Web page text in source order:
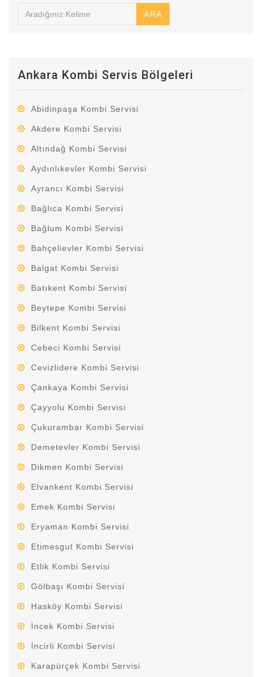
ARA
Ankara Kombi Servis Bölgeleri
Abidinpaşa Kombi Servisi
Akdere Kombi Servisi
Altındağ Kombi Servisi
Aydınlıkevler Kombi Servisi
Ayrancı Kombi Servisi
Bağlıca Kombi Servisi
Bağlum Kombi Servisi
Bahçelievler Kombi Servisi
Balgat Kombi Servisi
Batıkent Kombi Servisi
Beytepe Kombi Servisi
Bilkent Kombi Servisi
Cebeci Kombi Servisi
Cevizlidere Kombi Servisi
Çankaya Kombi Servisi
Çayyolu Kombi Servisi
Çukurambar Kombi Servisi
Demetevler Kombi Servisi
Dikmen Kombi Servisi
Elvankent Kombi Servisi
Emek Kombi Servisi
Eryaman Kombi Servisi
Etimesgut Kombi Servisi
Etlik Kombi Servisi
Gölbaşı Kombi Servisi
Hasköy Kombi Servisi
İncek Kombi Servisi
İncirli Kombi Servisi
Karapürçek Kombi Servisi